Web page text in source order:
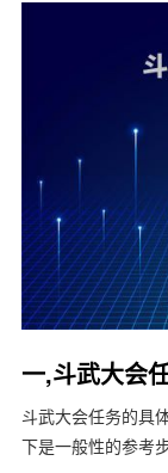
一,斗武大会
斗武大会任务的具
下是一般性的参考步